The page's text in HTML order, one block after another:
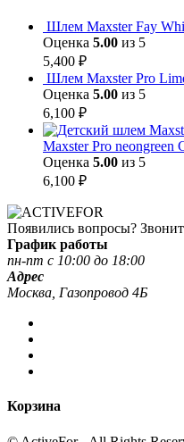
Шлем Maxster Fay
Оценка 5.00 из 5
5,400 ₽
Шлем Maxster Pro
Оценка 5.00 из 5
6,100 ₽
Maxster Pro neongreen
Оценка 5.00 из 5
6,100 ₽
Появились вопросы?
График работы
пн-пт с 10:00 до 18:00
Адрес
Москва, Газопровод 4Б
Корзина